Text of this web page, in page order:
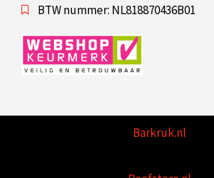
BTW nummer: NL818870436B01
Barkruk.nl